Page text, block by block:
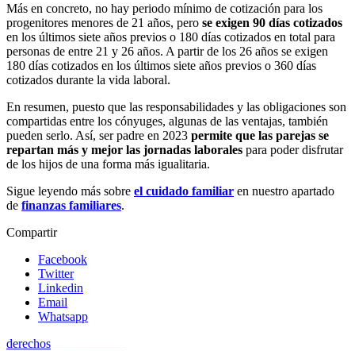
Más en concreto, no hay periodo mínimo de cotización para los
progenitores menores de 21 años, pero se exigen 90 días cotizados
en los últimos siete años previos o 180 días cotizados en total para
personas de entre 21 y 26 años. A partir de los 26 años se exigen
180 días cotizados en los últimos siete años previos o 360 días
cotizados durante la vida laboral.
En resumen, puesto que las responsabilidades y las obligaciones son
compartidas entre los cónyuges, algunas de las ventajas, también
pueden serlo. Así, ser padre en 2023 permite que las parejas se
repartan más y mejor las jornadas laborales para poder disfrutar
de los hijos de una forma más igualitaria.
Sigue leyendo más sobre el cuidado familiar en nuestro apartado
de finanzas familiares.
Compartir
Facebook
Twitter
Linkedin
Email
Whatsapp
derechos